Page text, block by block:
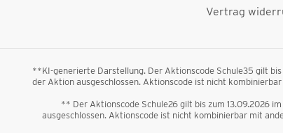
Vertrag
**KI-generierte Darstellung. Der Aktionscode Schule35 gilt
der Aktion ausgeschlossen. Aktionscode ist nicht
** Der Aktionscode Schule26 gilt bis zum 13.09.2026
ausgeschlossen. Aktionscode ist nicht kombinierbar mit